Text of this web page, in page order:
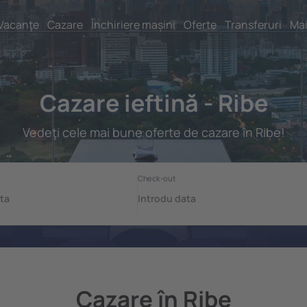
Cazare Închiriere mașini Oferte Transferuri
Cazare ieftină - Ribe
Vedeţi cele mai bune oferte de cazare în Ribe!
Cazare în Ribe